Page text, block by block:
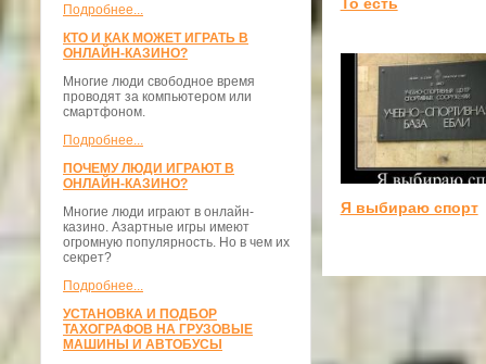
Подробнее...
КТО И КАК МОЖЕТ ИГРАТЬ В
ОНЛАЙН-КАЗИНО?
Многие люди свободное время
проводят за компьютером или
смартфоном.
Подробнее...
ПОЧЕМУ ЛЮДИ ИГРАЮТ В
ОНЛАЙН-КАЗИНО?
Многие люди играют в онлайн-
казино. Азартные игры имеют
огромную популярность. Но в чем их
секрет?
Подробнее...
УСТАНОВКА И ПОДБОР
ТАХОГРАФОВ НА ГРУЗОВЫЕ
МАШИНЫ И АВТОБУСЫ
Я выбираю спорт